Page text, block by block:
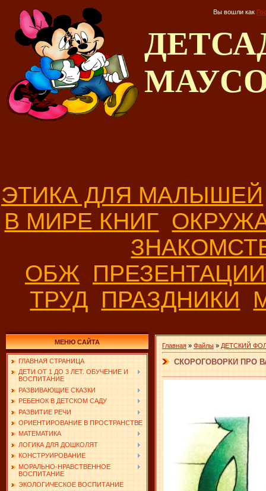
Вы вошли как
ЭТИКА ДЛЯ МАЛЫШЕЙ
В МИРЕ КНИГ
ОБЖ
ТРУД ПРАЗДНИКИ
МЕНЮ САЙТА
ГЛАВНАЯ СТРАНИЦА
ДЕТИ ОТ 1 ДО 3 ЛЕТ. ОБУЧЕНИЕ И
ВОСПИТАНИЕ
РАЗВИВАЮЩИЕ СКАЗКИ
РЕБЕНОК В ДЕТСКОМ САДУ
РАЗВИТИЕ РЕЧИ
ОРИЕНТИРОВАНИЕ В ПРОСТРАНСТВЕ
МАТЕМАТИКА
ЛОГИКА ДЛЯ ДОШКОЛЯТ
КОНСТРУИРОВАНИЕ
МОРАЛЬНО-НРАВСТВЕННОЕ
ВОСПИТАНИЕ
ЭКОЛОГИЧЕСКОЕ ВОСПИТАНИЕ
Главная » Файлы » ДЕТСКИЙ
СКОРОГОВОРКИ ПРО